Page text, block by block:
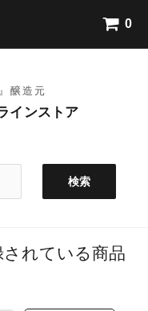
0
検索
されている商品